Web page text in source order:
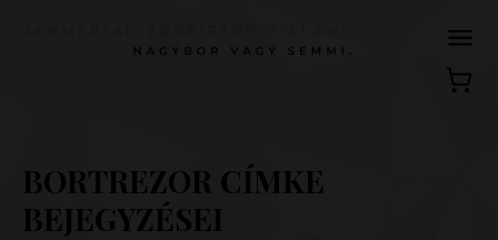
BORTREZOR CÍMKE
BEJEGYZÉSEI